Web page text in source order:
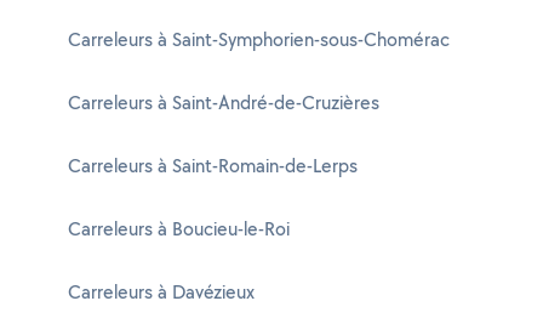
Carreleurs à Saint-Symphorien-sous-Chomérac
Carreleurs à Saint-André-de-Cruzières
Carreleurs à Saint-Romain-de-Lerps
Carreleurs à Boucieu-le-Roi
Carreleurs à Davézieux